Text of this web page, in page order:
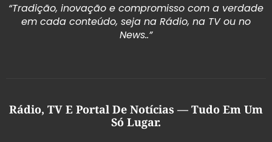
“Tradição, inovação e compromisso com a verdade
em cada conteúdo, seja na Rádio, na TV ou no
News..”
Rádio, TV E Portal De Notícias — Tudo Em Um
Só Lugar.